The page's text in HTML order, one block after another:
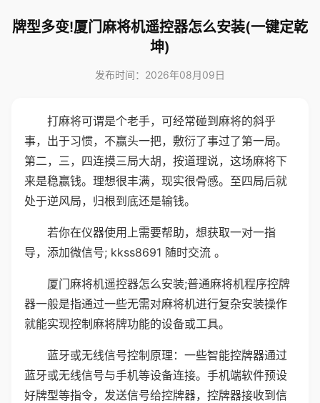
牌型多变!厦门麻将机遥控器怎么安装(一键定乾
坤)
发布时间：2026年08月09日
打麻将可谓是个老手，可经常碰到麻将的斜乎
事，出于习惯，不赢头一把，敷衍了事过了第一局。
第二，三，四连摸三局大胡，按道理说，这场麻将下
来是稳赢钱。理想很丰满，现实很骨感。至四局后就
处于逆风局，归根到底还是输钱。
若你在仪器使用上需要帮助，想获取一对一指
导，添加微信号; kkss8691 随时交流 。
厦门麻将机遥控器怎么安装;普通麻将机程序控牌
器一般是指通过一些无需对麻将机进行复杂安装操作
就能实现控制麻将牌功能的设备或工具。
蓝牙或无线信号控制原理：一些智能控牌器通过
蓝牙或无线信号与手机等设备连接。手机端软件预设
好牌型等指令，发送信号给控牌器，控牌器接收到信